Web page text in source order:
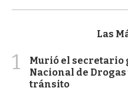
Las
1
Murió el secretario
Nacional de
tránsito